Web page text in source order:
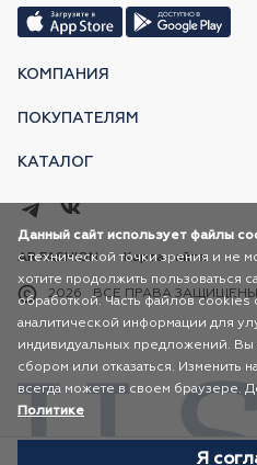
КОМПАНИЯ
ПОКУПАТЕЛЯМ
КАТАЛОГ
2026 ВСЕ ПРАВА ЗАЩИЩЕНЫ
AR FASHION Карта сайта
Данный сайт использует файлы
с технической точки зрения и не
хотите продолжить пользоваться
обработкой. Часть файлов cookies
аналитической информации для
индивидуальных предложений. Вы
сбором или отказаться. Изменить
всегда можете в своем браузере.
Политике
Я